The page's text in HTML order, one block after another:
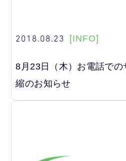
2018.08.23 [INFO]
8月23日（木）お電話で
縮のお知らせ